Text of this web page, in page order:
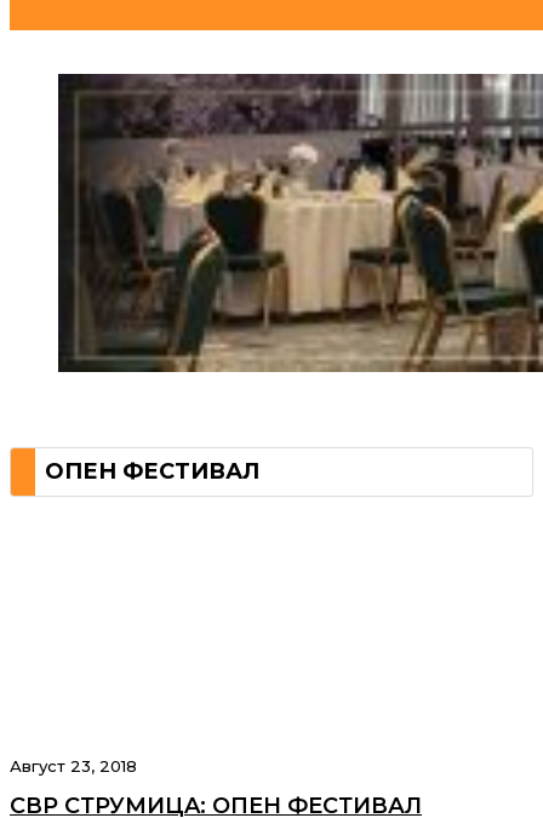
ОПЕН ФЕСТИВАЛ
Август 23, 2018
СВР СТРУМИЦA: ОПЕН ФЕСТИВАЛ